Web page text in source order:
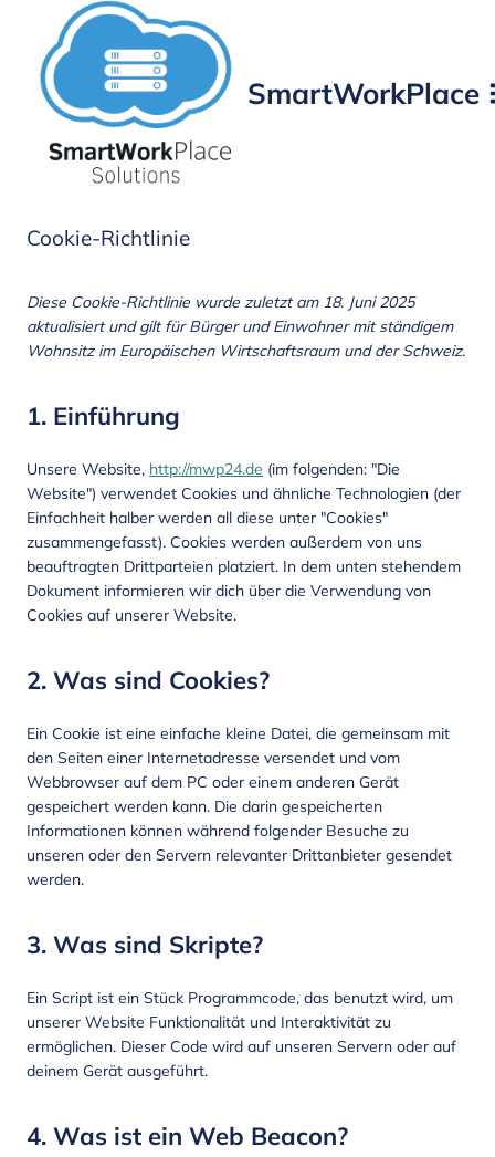
SmartWorkPlace
Cookie-Richtlinie
Diese Cookie-Richtlinie wurde zuletzt am 18. Juni 2025
aktualisiert und gilt für Bürger und Einwohner mit ständigem
Wohnsitz im Europäischen Wirtschaftsraum und der Schweiz.
1. Einführung
Unsere Website, http://mwp24.de (im folgenden: "Die
Website") verwendet Cookies und ähnliche Technologien (der
Einfachheit halber werden all diese unter "Cookies"
zusammengefasst). Cookies werden außerdem von uns
beauftragten Drittparteien platziert. In dem unten stehendem
Dokument informieren wir dich über die Verwendung von
Cookies auf unserer Website.
2. Was sind Cookies?
Ein Cookie ist eine einfache kleine Datei, die gemeinsam mit
den Seiten einer Internetadresse versendet und vom
Webbrowser auf dem PC oder einem anderen Gerät
gespeichert werden kann. Die darin gespeicherten
Informationen können während folgender Besuche zu
unseren oder den Servern relevanter Drittanbieter gesendet
werden.
3. Was sind Skripte?
Ein Script ist ein Stück Programmcode, das benutzt wird, um
unserer Website Funktionalität und Interaktivität zu
ermöglichen. Dieser Code wird auf unseren Servern oder auf
deinem Gerät ausgeführt.
4. Was ist ein Web Beacon?